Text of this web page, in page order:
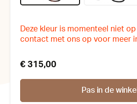
Deze kleur is momenteel niet
contact met ons op voor meer
€ 315,00
Pas in de winkel